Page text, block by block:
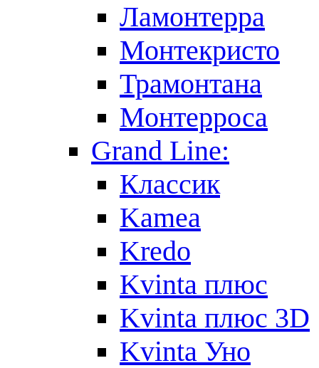
Ламонтерра
Монтекристо
Трамонтана
Монтерроса
Grand Line:
Классик
Kamea
Kredo
Kvinta плюс
Kvinta плюс 3D
Kvinta Уно